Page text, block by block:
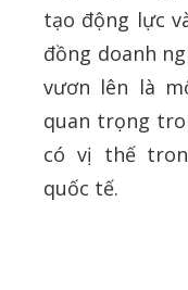
tạo động lực
đồng doanh
vươn lên là
quan trọng
có vị thế
quốc tế.